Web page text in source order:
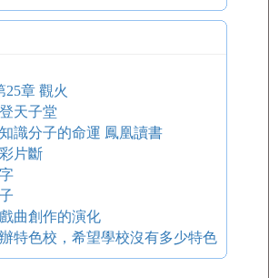
25章 觀火
天子堂
識分子的命運 鳳凰讀書
片斷
曲創作的演化
特色校，希望學校沒有多少特色